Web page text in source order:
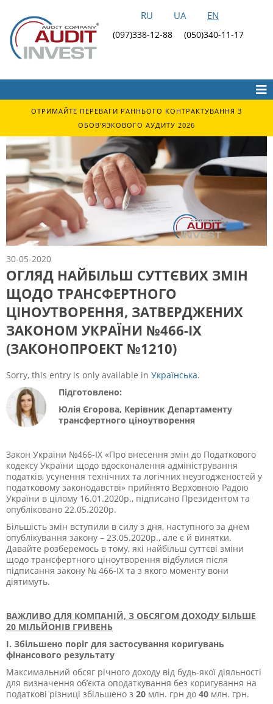
RU UA EN
(097)338-12-88 (050)340-11-17
ОТРИМАЙТЕ ПЕРЕВАГИ РАННЬОГО КОНТРАКТУВАННЯ З
ОБОВ'ЯЗКОВОГО АУДИТУ 2026
30-05-2020
ОГЛЯД НАЙБІЛЬШ СУТТЄВИХ ЗМІН
ЩОДО ТРАНСФЕРТНОГО
ЦІНОУТВОРЕННЯ, ЗАТВЕРДЖЕНИХ
ЗАКОНОМ УКРАЇНИ №466-ІХ
(ЗАКОНОПРОЕКТ №1210)
Sorry, this entry is only available in Українська.
Підготовлено:
Юлія Єгорова, Керівник Департаменту
трансфертного ціноутворення
Закон України №466-ІХ «Про внесення змін до Податкового
кодексу України щодо вдосконалення адміністрування
податків, усунення технічних та логічних неузгодженостей у
податковому законодавстві» прийнято Верховною Радою
України в цілому 16.01.2020р., підписано Президентом та
опубліковано 22.05.2020р.
Більшість змін вступили в силу з дня, наступного за днем
опублікування закону – 23.05.2020р., але є й винятки.
Давайте розберемось в тому, які найбільш суттєві зміни
щодо трансфертного ціноутворення відбулися після
підписання закону № 466-ІХ та з якого моменту вони
діятимуть.
ВАЖЛИВО ДЛЯ КОМПАНІЙ, З ОБСЯГОМ ДОХОДУ БІЛЬШЕ
20 МІЛЬЙОНІВ ГРИВЕНЬ
І. Збільшено поріг для застосування коригувань
фінансового результату
Максимальний обсяг річного доходу від будь-якої діяльності
для визначення об’єкта оподаткування без коригування на
податкові різниці збільшено з 20 млн. грн до 40 млн. грн.